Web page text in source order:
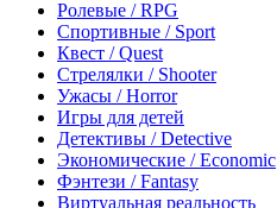
Ролевые / RPG
Спортивные / Sport
Квест / Quest
Стрелялки / Shooter
Ужасы / Horror
Игры для детей
Детективы / Detective
Экономические / Economic
Фэнтези / Fantasy
Виртуальная реальность